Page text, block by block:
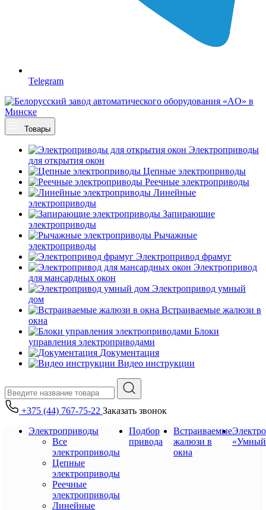
Telegram
Товары
Электроприводы
для открытия окон
Цепные электроприводы
Реечные электроприводы
Линейные
электроприводы
Запирающие
электроприводы
Рычажные
электроприводы
Электропривод фрамуг
Электропривод
для мансардных окон
Электропривод умный
дом
Встраиваемые жалюзи в
окна
Блоки
управления электроприводами
Документация
Видео инструкции
+375 (44) 767-75-22 Заказать звонок
Электроприводы
Все
электроприводы
Цепные
электроприводы
Реечные
электроприводы
Линейные
Подбор
привода
Встраиваемые
жалюзи в
окна